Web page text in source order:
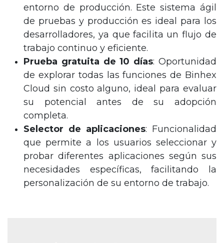
entorno de producción. Este sistema ágil
de pruebas y producción es ideal para los
desarrolladores, ya que facilita un flujo de
trabajo continuo y eficiente.
Prueba gratuita de 10 días: Oportunidad
de explorar todas las funciones de Binhex
Cloud sin costo alguno, ideal para evaluar
su potencial antes de su adopción
completa.
Selector de aplicaciones: Funcionalidad
que permite a los usuarios seleccionar y
probar diferentes aplicaciones según sus
necesidades específicas, facilitando la
personalización de su entorno de trabajo.